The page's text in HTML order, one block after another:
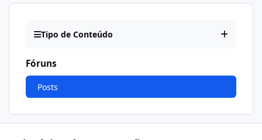
Tipo de Conteúdo
Fóruns
Posts